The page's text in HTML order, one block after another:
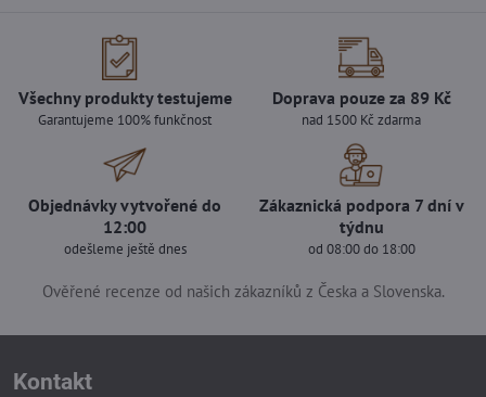
Všechny produkty testujeme
Garantujeme 100% funkčnost
Doprava pouze za 89 Kč
nad 1500 Kč zdarma
Objednávky vytvořené do
12:00
odešleme ještě dnes
Zákaznická podpora 7 dní v
týdnu
od 08:00 do 18:00
Ověřené recenze od našich zákazníků z Česka a Slovenska.
Kontakt